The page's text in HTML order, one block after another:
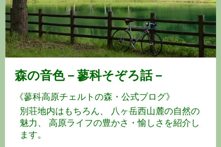
鹿
島
蓼
科
「チ
森の音色－蓼科そぞろ話－
《蓼科高原チェルトの森・公式ブログ》